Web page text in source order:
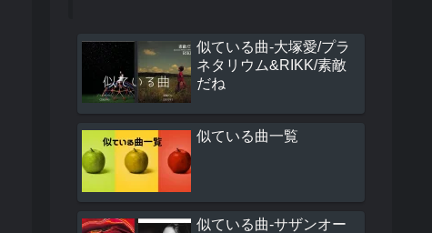
似ている曲-大塚愛/プラ
ネタリウム&RIKK/素敵
だね
似ている曲一覧
似ている曲-サザンオー